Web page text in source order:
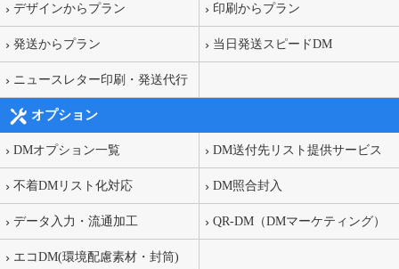
デザインからプラン 印刷からプラン
発送からプラン 当日発送スピードDM
ニュースレター印刷・発送代行
オプション
DMオプション一覧 DM送付先リスト提供サービス
不着DMリスト化対応 DM照合封入
データ入力・流通加工 QR-DM（DMマーケティング）
エコDM(環境配慮素材・封筒)